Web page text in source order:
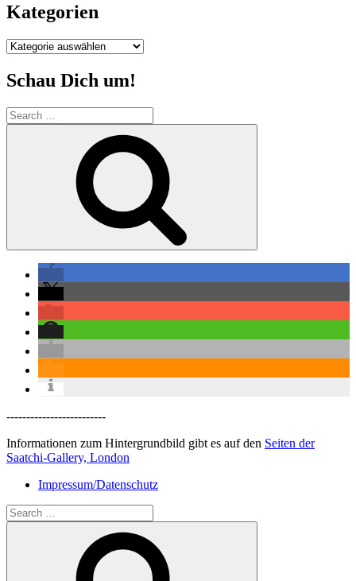
Kategorien
Kategorien
Schau Dich um!
Search
for:
-------------------------
Informationen zum Hintergrundbild gibt es auf den Seiten der
Saatchi-Gallery, London
Impressum/Datenschutz
Search
for: